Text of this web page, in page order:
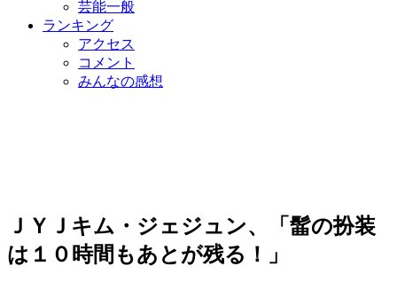
芸能一般
ランキング
アクセス
コメント
みんなの感想
ＪＹＪキム・ジェジュン、「髷の扮装
は１０時間もあとが残る！」